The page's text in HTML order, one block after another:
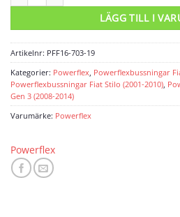
LÄGG TILL I
Artikelnr: PFF16-703-19
Kategorier: Powerflex, Powerflexbussningar
Powerflexbussningar Fiat Stilo (2001-2010),
Gen 3 (2008-2014)
Varumärke: Powerflex
Powerflex